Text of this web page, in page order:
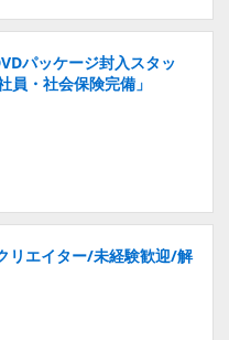
パッケージ封入スタッ
員・社会保険完備」
リエイター/未経験歓迎/解